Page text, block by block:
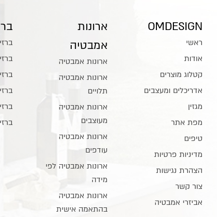
OMDESIGN
ראשי
אודות
קטלוג מוצרים
אדריכלים ומעצבים
מגזין
מפת אתר
טיפים
מדיניות פרטיות
הצהרת נגישות
צור קשר
אביזרי אמבטיה
ארונות
אמבטיה
ארונות אמבטיה
ארונות אמבטיה
תלויים
ארונות אמבטיה
מעוצבים
ארונות אמבטיה
עודפים
ארונות אמבטיה לפי
מידה
ארונות אמבטיה
בהתאמה אישית